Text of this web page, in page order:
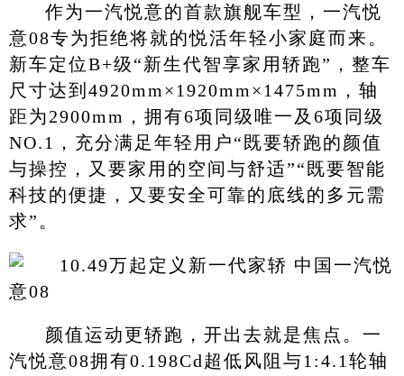
作为一汽悦意的首款旗舰车型，一汽悦
意08专为拒绝将就的悦活年轻小家庭而来。
新车定位B+级“新生代智享家用轿跑”，整车
尺寸达到4920mm×1920mm×1475mm，轴
距为2900mm，拥有6项同级唯一及6项同级
NO.1，充分满足年轻用户“既要轿跑的颜值
与操控，又要家用的空间与舒适”“既要智能
科技的便捷，又要安全可靠的底线的多元需
求”。
颜值运动更轿跑，开出去就是焦点。一
汽悦意08拥有0.198Cd超低风阻与1:4.1轮轴